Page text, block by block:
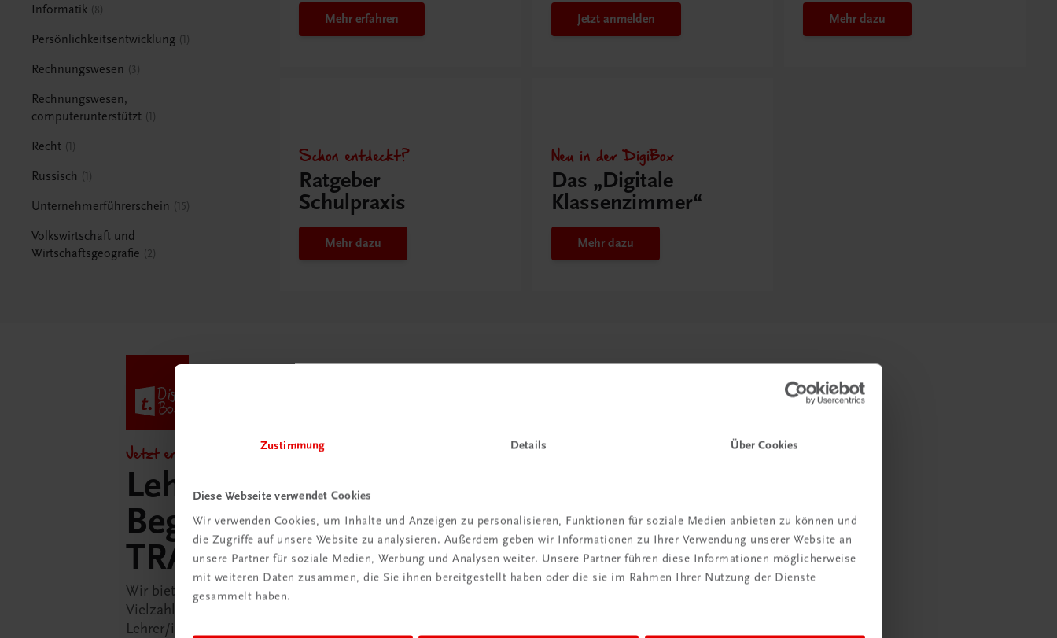
Zustimmung Details Über Cookies
Diese Webseite verwendet Cookies
Wir verwenden Cookies, um Inhalte und Anzeigen zu personalisieren, Funktionen für soziale Medien anbieten zu können und
die Zugriffe auf unsere Website zu analysieren. Außerdem geben wir Informationen zu Ihrer Verwendung unserer Website an
unsere Partner für soziale Medien, Werbung und Analysen weiter. Unsere Partner führen diese Informationen möglicherweise
mit weiteren Daten zusammen, die Sie ihnen bereitgestellt haben oder die sie im Rahmen Ihrer Nutzung der Dienste
gesammelt haben.
Informatik 8
Persönlichkeitsentwicklung 1
Rechnungswesen 3
Rechnungswesen,
computerunterstützt 1
Recht 1
Russisch 1
Unternehmerführerschein 15
Volkswirtschaft und
Wirtschaftsgeografie
2
Mehr erfahren Jetzt anmelden Mehr dazu
Schon entdeckt?
Ratgeber
Schulpraxis
Mehr dazu
Neu in der DigiBox
Das „Digitale
Klassenzimmer“
Mehr dazu
Jetzt entdecken!
Lehrer/innen-
Begleitpakete in der
TRAUNER-DigiBox
Wir bieten Ihnen in der TRAUNER-DigiBox eine
Vielzahl an Services an, die Ihr Leben als
Lehrer/in ein Stück einfacher machen.